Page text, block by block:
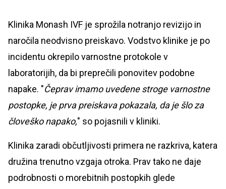
Klinika Monash IVF je sprožila notranjo revizijo in
naročila neodvisno preiskavo. Vodstvo klinike je po
incidentu okrepilo varnostne protokole v
laboratorijih, da bi preprečili ponovitev podobne
napake. "Čeprav imamo uvedene stroge varnostne
postopke, je prva preiskava pokazala, da je šlo za
človeško napako," so pojasnili v kliniki.
Klinika zaradi občutljivosti primera ne razkriva, katera
družina trenutno vzgaja otroka. Prav tako ne daje
podrobnosti o morebitnih postopkih glede